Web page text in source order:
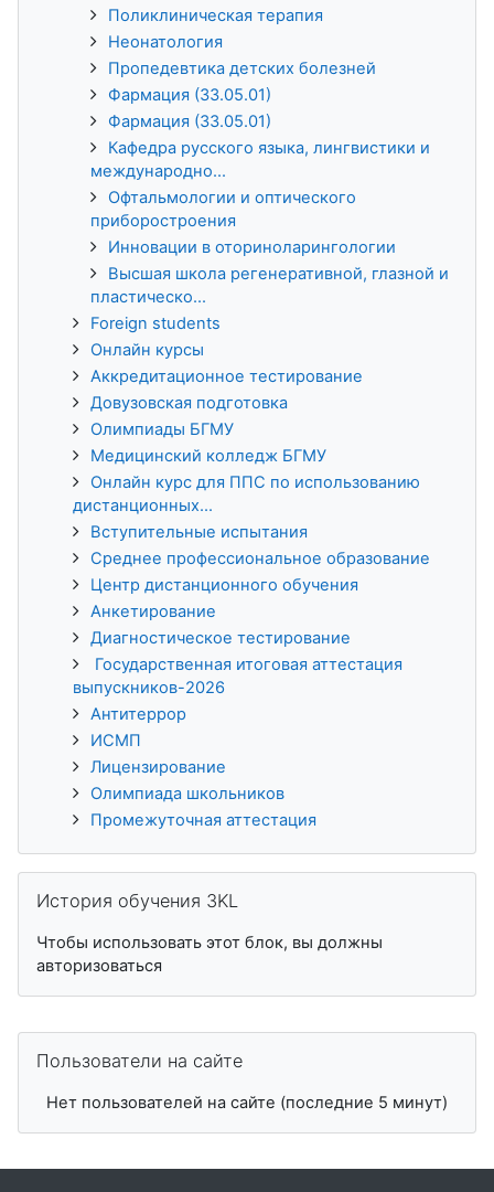
Поликлиническая терапия
Неонатология
Пропедевтика детских болезней
Фармация (33.05.01)
Фармация (33.05.01)
Кафедра русского языка, лингвистики и
международно...
Офтальмологии и оптического
приборостроения
Инновации в оториноларингологии
Высшая школа регенеративной, глазной и
пластическо...
Foreign students
Онлайн курсы
Аккредитационное тестирование
Довузовская подготовка
Олимпиады БГМУ
Медицинский колледж БГМУ
Онлайн курс для ППС по использованию
дистанционных...
Вступительные испытания
Среднее профессиональное образование
Центр дистанционного обучения
Анкетирование
Диагностическое тестирование
Государственная итоговая аттестация
выпускников-2026
Антитеррор
ИСМП
Лицензирование
Олимпиада школьников
Промежуточная аттестация
История обучения 3KL
Чтобы использовать этот блок, вы должны
авторизоваться
Пользователи на сайте
Нет пользователей на сайте (последние 5 минут)